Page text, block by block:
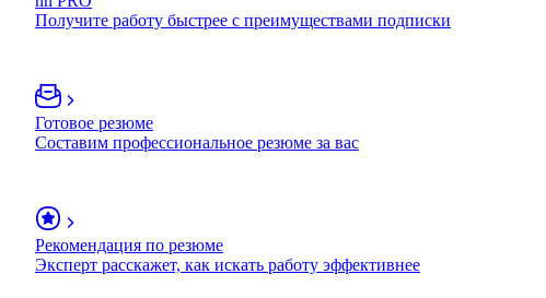
Получите работу быстрее с преимуществами подписки
Готовое резюме
Составим профессиональное резюме за вас
Рекомендация по резюме
Эксперт расскажет, как искать работу эффективнее